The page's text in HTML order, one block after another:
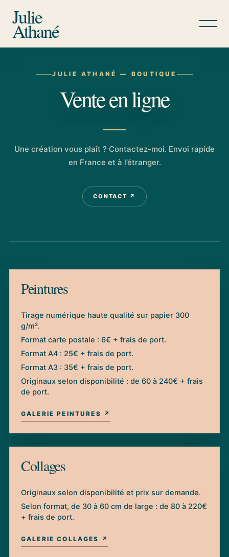
Julie
Athané
JULIE ATHANÉ — BOUTIQUE
Vente en ligne
Une création vous plaît ? Contactez-moi. Envoi rapide
en France et à l’étranger.
CONTACT ↗
Peintures
Tirage numérique haute qualité sur papier 300
g/m².
Format carte postale : 6€ + frais de port.
Format A4 : 25€ + frais de port.
Format A3 : 35€ + frais de port.
Originaux selon disponibilité : de 60 à 240€ + frais
de port.
GALERIE PEINTURES ↗
Collages
Originaux selon disponibilité et prix sur demande.
Selon format, de 30 à 60 cm de large : de 80 à 220€
+ frais de port.
GALERIE COLLAGES ↗